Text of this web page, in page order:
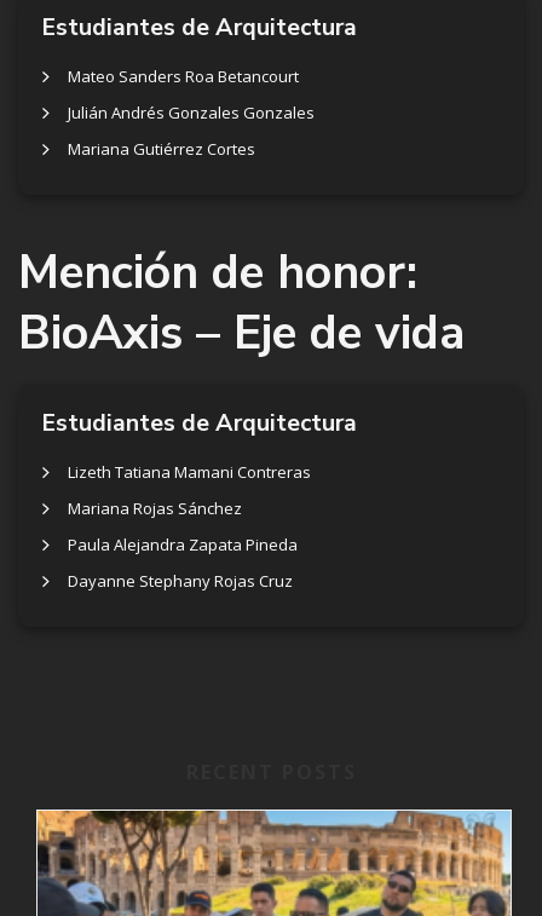
Estudiantes de Arquitectura
Mateo Sanders Roa Betancourt
Julián Andrés Gonzales Gonzales
Mariana Gutiérrez Cortes
Mención de honor:
BioAxis – Eje de vida
Estudiantes de Arquitectura
Lizeth Tatiana Mamani Contreras
Mariana Rojas Sánchez
Paula Alejandra Zapata Pineda
Dayanne Stephany Rojas Cruz